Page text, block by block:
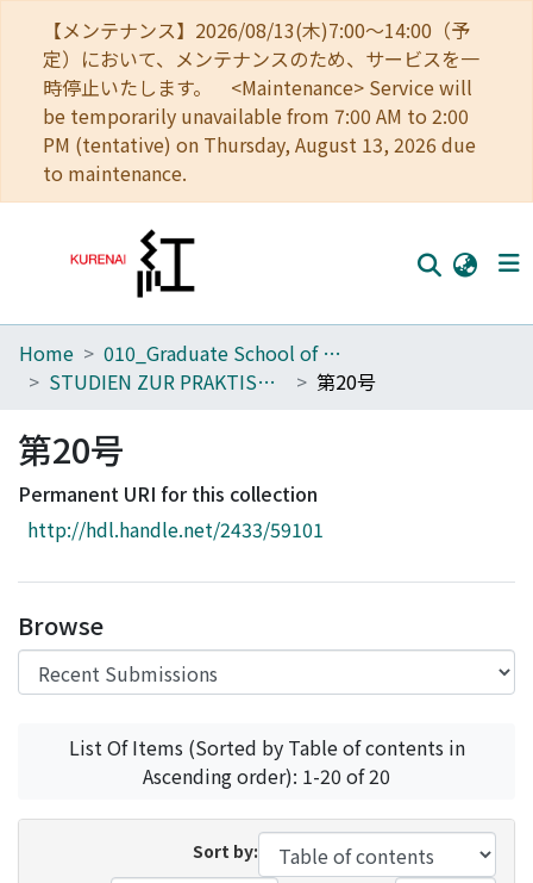
【メンテナンス】2026/08/13(木)7:00～14:00（予
定）において、メンテナンスのため、サービスを一
時停止いたします。 <Maintenance> Service will
be temporarily unavailable from 7:00 AM to 2:00
PM (tentative) on Thursday, August 13, 2026 due
to maintenance.
Home
Browse
Download Ranking
Access Statistics
Home
010_Graduate School of Letters
STUDIEN ZUR PRAKTISCHEN PHILOSOPHIE
第20号
第20号
Permanent URI for this collection
http://hdl.handle.net/2433/59101
Browse
List Of Items (Sorted by Table of contents in
Ascending order): 1-20 of 20
Sort by: